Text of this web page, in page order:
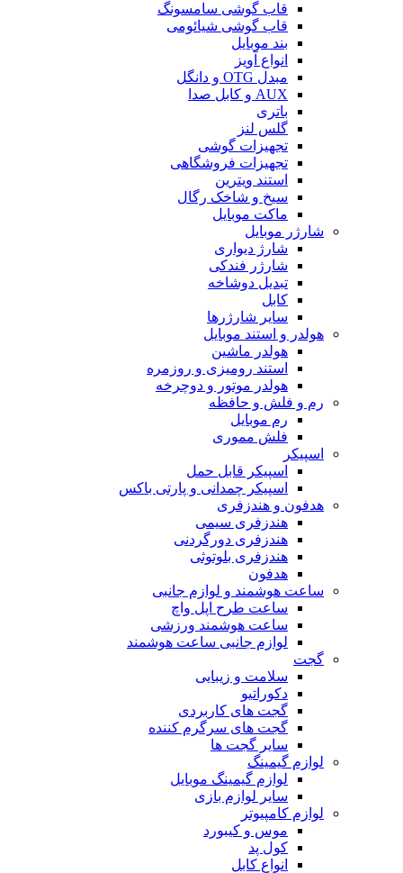
قاب گوشی سامسونگ
قاب گوشی شیائومی
بند موبایل
انواع آویز
مبدل OTG و دانگل
AUX و کابل صدا
باتری
گلس لنز
تجهیزات گوشی
تجهیزات فروشگاهی
استند ویترین
سیخ و شاخک رگال
ماکت موبایل
شارژر موبایل
شارژ دیواری
شارژر فندکی
تبدیل دوشاخه
کابل
سایر شارژرها
هولدر و استند موبایل
هولدر ماشین
استند رومیزی و روزمره
هولدر موتور و دوچرخه
رم و فلش و حافظه
رم موبایل
فلش مموری
اسپیکر
اسپیکر قابل حمل
اسپیکر چمدانی و پارتی باکس
هدفون و هندزفری
هندزفری سیمی
هندزفری دورگردنی
هندزفری بلوتوثی
هدفون
ساعت هوشمند و لوازم جانبی
ساعت طرح اپل واچ
ساعت هوشمند ورزشی
لوازم جانبی ساعت هوشمند
گجت
سلامت و زیبایی
دکوراتیو
گجت های کاربردی
گجت های سرگرم کننده
سایر گجت ها
لوازم گیمینگ
لوازم گیمینگ موبایل
سایر لوازم بازی
لوازم کامپیوتر
موس و کیبورد
کول پد
انواع کابل